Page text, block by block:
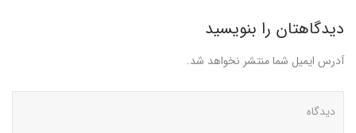
دیدگاهتان را بنویسید
آدرس ایمیل شما منتشر نخواهد شد.